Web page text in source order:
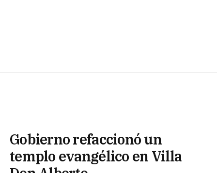
Gobierno refaccionó un
templo evangélico en Villa